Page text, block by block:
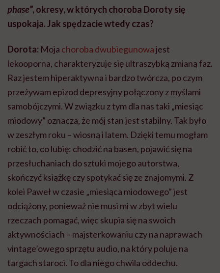
phase”, okresy, w których choroba Doroty się
uspokaja. Jak spędzacie wtedy czas?
Dorota: Moja choroba dwubiegunowajest
lekooporna, charakteryzuje się ultraszybką zmianą faz.
Raz jestem hiperaktywna i bardzo twórcza, po czym
przeżywam epizod depresyjny połączony z myślami
samobójczymi. W związku z tym dla nas taki „miesiąc
miodowy” oznacza, że mój stan jest stabilny. Tak było
w zeszłym roku – wiosną i latem. Dzięki temu mogłam
robić to, co lubię: chodzić na basen, pojawić się na
przesłuchaniach do sztuki mojego autorstwa,
skończyć książkę czy spotykać się ze znajomymi. Z
kolei Paweł w czasie „miesiąca miodowego” jest
odciążony, ponieważ nie musi mi w zbyt wielu
rzeczach pomagać, więc skupia się na swoich
aktywnościach – majsterkowaniu czy na naprawach
vintage’owego sprzętu audio, na który poluje na
targach staroci. To dla niego chwila oddechu.